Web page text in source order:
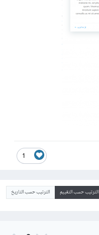
1
الترتيب حسب التقييم الترتيب حسب التاريخ